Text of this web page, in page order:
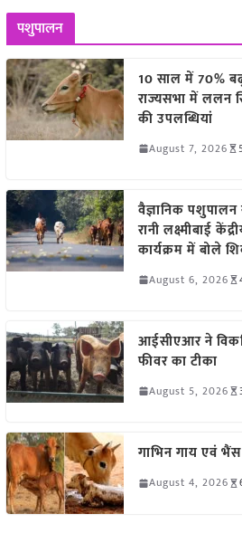
पशुपालन
10 साल में 70%
राज्यसभा में ललन
की उपलब्धियां
August 7, 2026
वैज्ञानिक
रानी लक्ष्मीबाई
कार्यक्रम में बोले
August 6, 2026
आईसीएआर ने
फीवर का टीका
August 5, 2026
गाभिन गाय एवं
August 4, 2026